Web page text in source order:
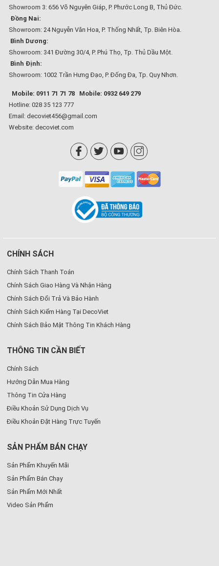
Showroom 3: 656 Võ Nguyên Giáp, P. Phước Long B, Thủ Đức.
Đồng Nai:
Showroom: 24 Nguyễn Văn Hoa, P. Thống Nhất, Tp. Biên Hòa.
Bình Dương:
Showroom: 341 Đường 30/4, P. Phú Thọ, Tp. Thủ Dầu Một.
Bình Định:
Showroom: 1002 Trần Hưng Đạo, P. Đống Đa, Tp. Quy Nhơn.
Mobile: 0911 71 71 78
Mobile: 0932 649 279
Hotline: 028 35 123 777
Email: decoviet456@gmail.com
Website: decoviet.com
CHÍNH SÁCH
Chính Sách Thanh Toán
Chính Sách Giao Hàng Và Nhận Hàng
Chính Sách Đổi Trả Và Bảo Hành
Chính Sách Kiểm Hàng Tại DecoViet
Chính Sách Bảo Mật Thông Tin Khách Hàng
THÔNG TIN CẦN BIẾT
Chính Sách
Hướng Dẫn Mua Hàng
Thông Tin Cửa Hàng
Điều Khoản Sử Dụng Dịch Vụ
Điều Khoản Đặt Hàng Trực Tuyến
SẢN PHẨM BÁN CHẠY
Sản Phẩm Khuyến Mãi
Sản Phẩm Bán Chạy
Sản Phẩm Mới Nhất
Video Sản Phẩm